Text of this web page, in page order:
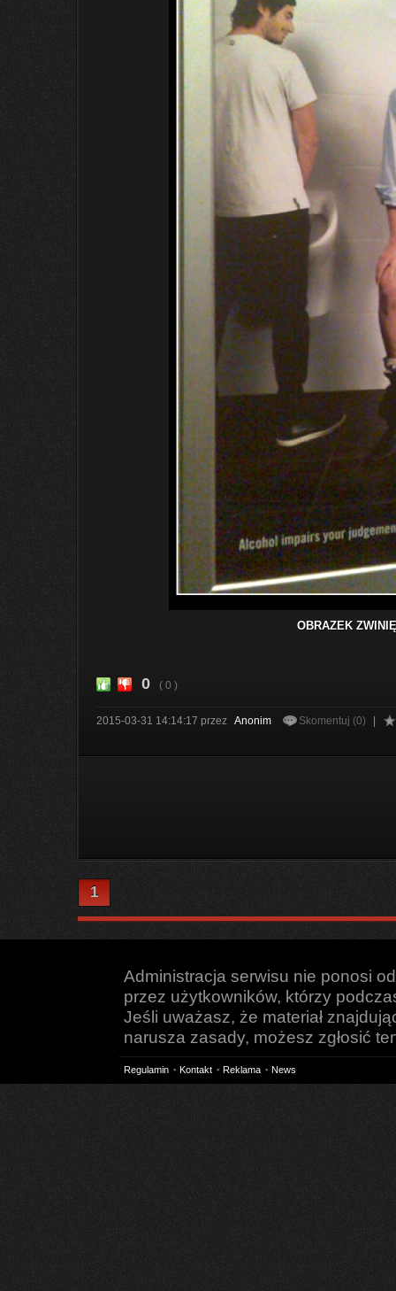
OBRAZEK
0 ( 0 )
2015-03-31 14:14:17 przez Anonim Skomentuj (0)
1
Administracja serwisu nie ponosi
przez użytkowników, którzy
Jeśli uważasz, że materiał
narusza zasady, możesz zgłosić
Regulamin Kontakt Reklama News